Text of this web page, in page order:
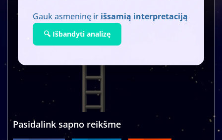
Gauk asmeninę ir išsamią interpretaciją
🔍 Išbandyti analizę
Pasidalink sapno reikšme